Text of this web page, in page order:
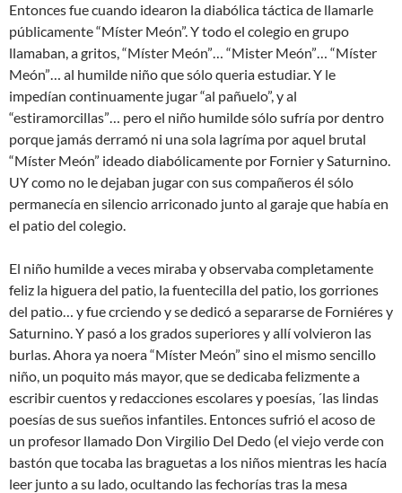
Entonces fue cuando idearon la diabólica táctica de llamarle
públicamente “Míster Meón”. Y todo el colegio en grupo
llamaban, a gritos, “Míster Meón”… “Mister Meón”… “Míster
Meón”… al humilde niño que sólo queria estudiar. Y le
impedían continuamente jugar “al pañuelo”, y al
“estiramorcillas”… pero el niño humilde sólo sufría por dentro
porque jamás derramó ni una sola lagríma por aquel brutal
“Míster Meón” ideado diabólicamente por Fornier y Saturnino.
UY como no le dejaban jugar con sus compañeros él sólo
permanecía en silencio arriconado junto al garaje que había en
el patio del colegio.
El niño humilde a veces miraba y observaba completamente
feliz la higuera del patio, la fuentecilla del patio, los gorriones
del patio… y fue crciendo y se dedicó a separarse de Forniéres y
Saturnino. Y pasó a los grados superiores y allí volvieron las
burlas. Ahora ya noera “Míster Meón” sino el mismo sencillo
niño, un poquito más mayor, que se dedicaba felizmente a
escribir cuentos y redacciones escolares y poesías, ´las lindas
poesías de sus sueños infantiles. Entonces sufrió el acoso de
un profesor llamado Don Virgilio Del Dedo (el viejo verde con
bastón que tocaba las braguetas a los niños mientras les hacía
leer junto a su lado, ocultando las fechorías tras la mesa